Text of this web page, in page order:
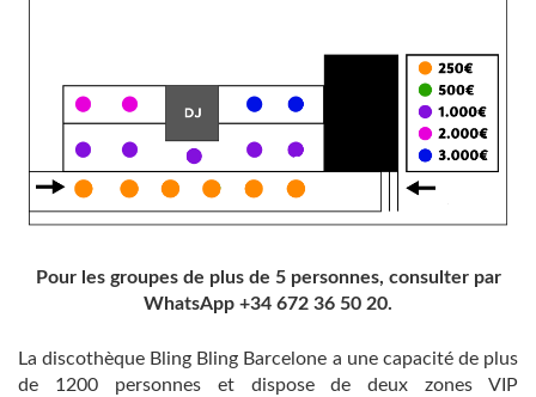
Pour les groupes de plus de 5 personnes, consulter par
WhatsApp +34 672 36 50 20.
La discothèque Bling Bling Barcelone a une capacité de plus
de 1200 personnes et dispose de deux zones VIP